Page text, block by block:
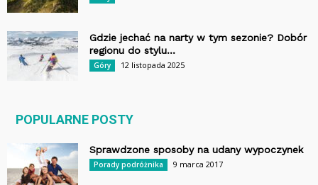
Gdzie jechać na narty w tym sezonie? Dobór
regionu do stylu...
Góry 12 listopada 2025
POPULARNE POSTY
Sprawdzone sposoby na udany wypoczynek
Porady podróżnika 9 marca 2017